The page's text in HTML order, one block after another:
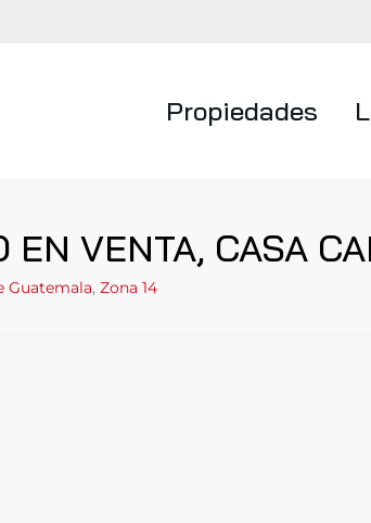
Propiedades
EN VENTA, CASA
Guatemala, Zona 14